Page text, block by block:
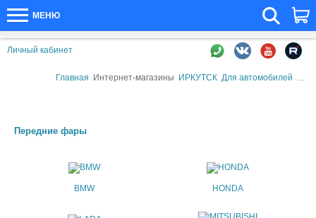
МЕНЮ
Личный кабинет
Главная Интернет-магазины ИРКУТСК Для автомобилей
Передние фары
BMW HONDA